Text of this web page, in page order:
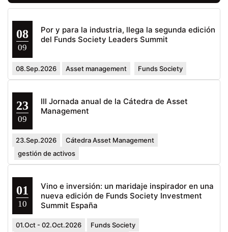
08
09
Por y para la industria, llega la segunda edición
del Funds Society Leaders Summit
08.Sep.2026 Asset management Funds Society
23
09
III Jornada anual de la Cátedra de Asset
Management
23.Sep.2026
Cátedra Asset Management
gestión de activos
01
10
Vino e inversión: un maridaje inspirador en una
nueva edición de Funds Society Investment
Summit España
01.Oct - 02.Oct.2026
Funds Society